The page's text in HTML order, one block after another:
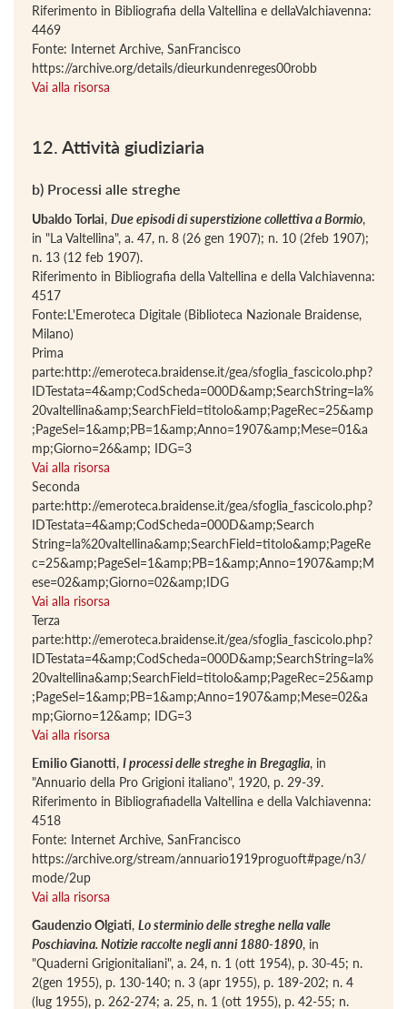
Riferimento in Bibliografia della Valtellina e dellaValchiavenna:
4469
Fonte: Internet Archive, SanFrancisco
https://archive.org/details/dieurkundenreges00robb
Vai alla risorsa
12. Attività giudiziaria
b) Processi alle streghe
Ubaldo Torlai, Due episodi di superstizione collettiva a Bormio,
in "La Valtellina", a. 47, n. 8 (26 gen 1907); n. 10 (2feb 1907);
n. 13 (12 feb 1907).
Riferimento in Bibliografia della Valtellina e della Valchiavenna:
4517
Fonte:L'Emeroteca Digitale (Biblioteca Nazionale Braidense,
Milano)
Prima
parte:http://emeroteca.braidense.it/gea/sfoglia_fascicolo.php?
IDTestata=4&amp;CodScheda=000D&amp;SearchString=la%
20valtellina&amp;SearchField=titolo&amp;PageRec=25&amp
;PageSel=1&amp;PB=1&amp;Anno=1907&amp;Mese=01&a
mp;Giorno=26&amp; IDG=3
Vai alla risorsa
Seconda
parte:http://emeroteca.braidense.it/gea/sfoglia_fascicolo.php?
IDTestata=4&amp;CodScheda=000D&amp;Search
String=la%20valtellina&amp;SearchField=titolo&amp;PageRe
c=25&amp;PageSel=1&amp;PB=1&amp;Anno=1907&amp;M
ese=02&amp;Giorno=02&amp;IDG
Vai alla risorsa
Terza
parte:http://emeroteca.braidense.it/gea/sfoglia_fascicolo.php?
IDTestata=4&amp;CodScheda=000D&amp;SearchString=la%
20valtellina&amp;SearchField=titolo&amp;PageRec=25&amp
;PageSel=1&amp;PB=1&amp;Anno=1907&amp;Mese=02&a
mp;Giorno=12&amp; IDG=3
Vai alla risorsa
Emilio Gianotti, I processi delle streghe in Bregaglia, in
"Annuario della Pro Grigioni italiano", 1920, p. 29-39.
Riferimento in Bibliografiadella Valtellina e della Valchiavenna:
4518
Fonte: Internet Archive, SanFrancisco
https://archive.org/stream/annuario1919proguoft#page/n3/
mode/2up
Vai alla risorsa
Gaudenzio Olgiati, Lo sterminio delle streghe nella valle
Poschiavina. Notizie raccolte negli anni 1880-1890, in
"Quaderni Grigionitaliani", a. 24, n. 1 (ott 1954), p. 30-45; n.
2(gen 1955), p. 130-140; n. 3 (apr 1955), p. 189-202; n. 4
(lug 1955), p. 262-274; a. 25, n. 1 (ott 1955), p. 42-55; n.